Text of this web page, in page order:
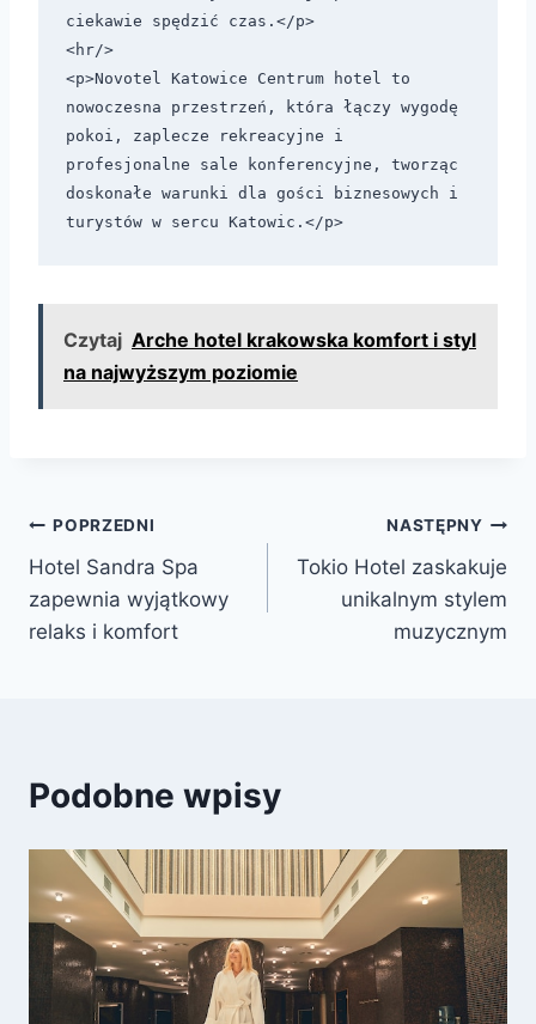
Czytaj Arche hotel krakowska komfort i styl
na najwyższym poziomie
Nawigacja
wpisu
POPRZEDNI
Hotel Sandra Spa
zapewnia wyjątkowy
relaks i komfort
NASTĘPNY
Tokio Hotel zaskakuje
unikalnym stylem
muzycznym
Podobne wpisy